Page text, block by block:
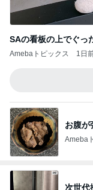
SAの看板の上でぐっ
Amebaトピックス 1日
お腹が
Ameba
次世代